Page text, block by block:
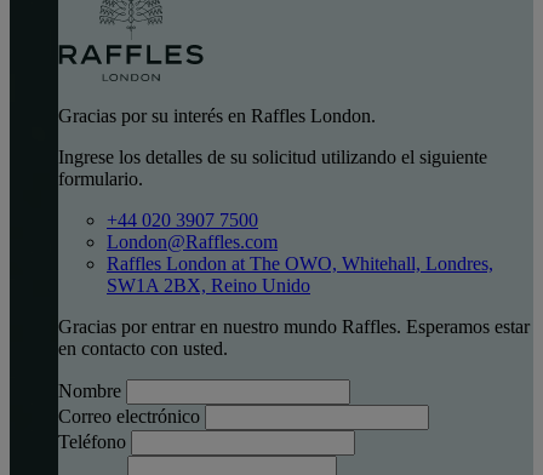
Gracias por su interés en Raffles London.
Ingrese los detalles de su solicitud utilizando el siguiente
formulario.
+44 020 3907 7500
London@Raffles.com
Raffles London at The OWO, Whitehall, Londres,
SW1A 2BX, Reino Unido
Gracias por entrar en nuestro mundo Raffles. Esperamos estar
en contacto con usted.
Nombre
Correo electrónico
Teléfono